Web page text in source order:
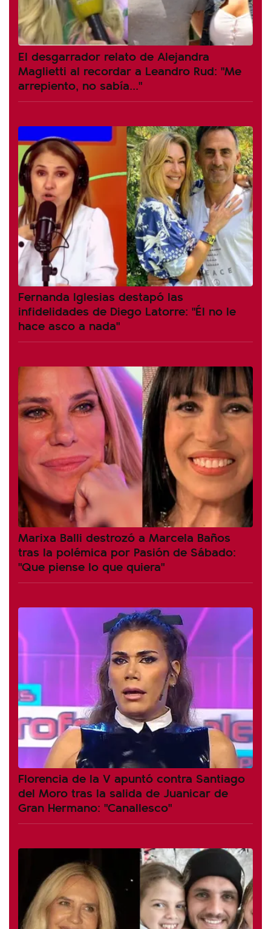
El desgarrador relato de Alejandra
Maglietti al recordar a Leandro Rud: "Me
arrepiento, no sabía..."
Fernanda Iglesias destapó las
infidelidades de Diego Latorre: "Él no le
hace asco a nada"
Marixa Balli destrozó a Marcela Baños
tras la polémica por Pasión de Sábado:
"Que piense lo que quiera"
Florencia de la V apuntó contra Santiago
del Moro tras la salida de Juanicar de
Gran Hermano: "Canallesco"